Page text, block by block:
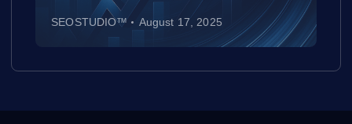
SEOSTUDIO™ August 16, 2025